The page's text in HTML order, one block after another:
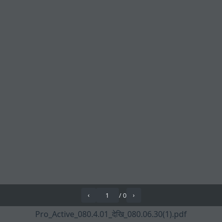
‹ /0 ›
Pro_Active_080.4.01_देखि_080.06.30(1).pdf